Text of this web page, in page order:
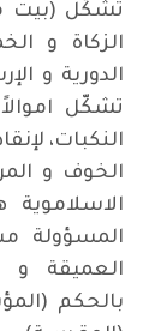
تشكّل (بيت
الزكاة و
الدورية و
تشكّل
النكبات،
الخوف و
المسؤولة
العميقة و
بالحكم